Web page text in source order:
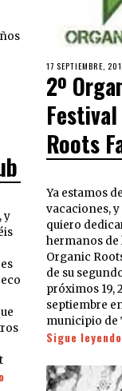
17 SEPTIEMBRE,
2º
Roots
Ya estamos
vacaciones,
quiero
hermanos
Organic
de su
próximos 19,
septiembre
municipio de
Sigue leyendo
y